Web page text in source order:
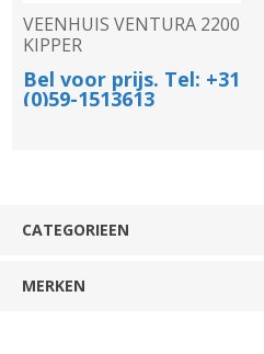
VEENHUIS VENTURA 2200
KIPPER
Bel voor prijs. Tel: +31
(0)59-1513613
CATEGORIEEN
MERKEN